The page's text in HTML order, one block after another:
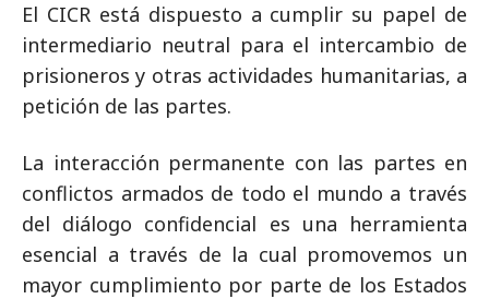
El CICR está dispuesto a cumplir su papel de
intermediario neutral para el intercambio de
prisioneros y otras actividades humanitarias, a
petición de las partes.
La interacción permanente con las partes en
conflictos armados de todo el mundo a través
del diálogo confidencial es una herramienta
esencial a través de la cual promovemos un
mayor cumplimiento por parte de los Estados